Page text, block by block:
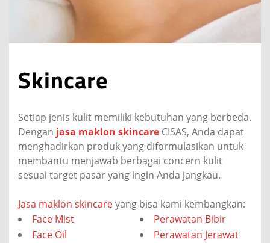
Skincare
Setiap jenis kulit memiliki kebutuhan yang berbeda.
Dengan jasa maklon skincare CISAS, Anda dapat
menghadirkan produk yang diformulasikan untuk
membantu menjawab berbagai concern kulit
sesuai target pasar yang ingin Anda jangkau.
Jasa maklon skincareyang bisa kami kembangkan:
Face Mist
Face Oil
Perawatan Bibir
Perawatan Jerawat